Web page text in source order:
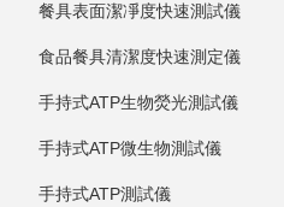
餐具表面潔凈度快速測試儀
食品餐具清潔度快速測定儀
手持式ATP生物熒光測試儀
手持式ATP微生物測試儀
手持式ATP測試儀